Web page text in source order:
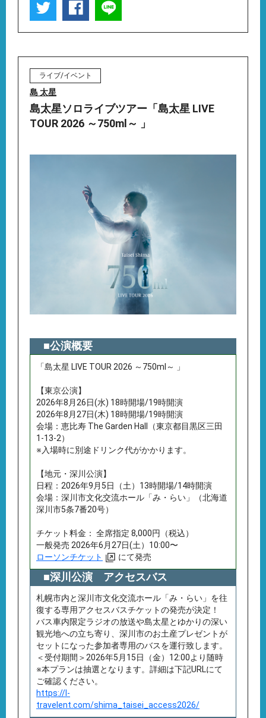
ライブ/イベント
島 太星
島太星ソロライブツアー「島太星 LIVE
TOUR 2026 ～750ml～ 」
■公演概要
「島太星 LIVE TOUR 2026 ～750ml～ 」
【東京公演】
2026年8月26日(水) 18時開場/19時開演
2026年8月27日(木) 18時開場/19時開演
会場：恵比寿 The Garden Hall（東京都目黒区三田
1-13-2）
※入場時に別途ドリンク代がかかります。
【地元・深川公演】
日程：2026年9月5日（土）13時開場/14時開演
会場：深川市文化交流ホール「み・らい」（北海道
深川市5条7番20号）
チケット料⾦： 全席指定 8,000円（税込）
一般発売 2026年6月27日(土）10:00〜
ローソンチケット
にて発売
■深川公演 アクセスバス
札幌市内と深川市文化交流ホール「み・らい」を往
復する専用アクセスバスチケットの発売が決定！
バス車内限定ラジオの放送や島太星とゆかりの深い
観光地への立ち寄り、深川市のお土産プレゼントが
セットになった参加者専用のバスを運行致します。
＜受付期間＞2026年5月15日（金）12:00より随時
※本プランは抽選となります。詳細は下記URLにて
ご確認ください。
https://l-
travelent.com/shima_taisei_access2026/